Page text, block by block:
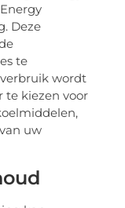
Deze
te
wordt
te kiezen voor
uw